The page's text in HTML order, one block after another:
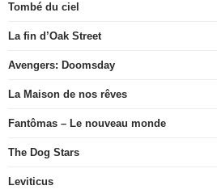
Tombé du ciel
La fin d’Oak Street
Avengers: Doomsday
La Maison de nos rêves
Fantômas – Le nouveau monde
The Dog Stars
Leviticus